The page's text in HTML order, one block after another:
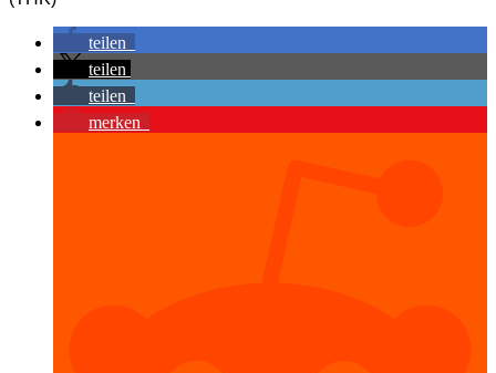
teilen
teilen
teilen
merken